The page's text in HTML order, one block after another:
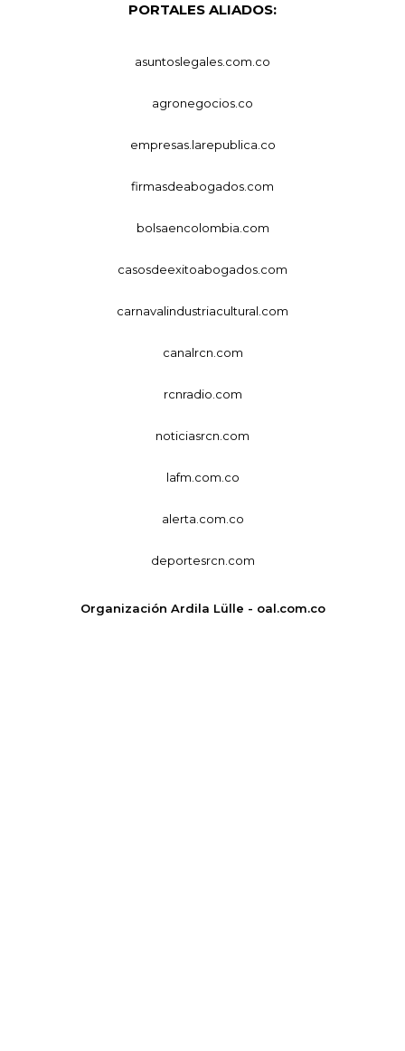
PORTALES ALIADOS:
asuntoslegales.com.co
agronegocios.co
empresas.larepublica.co
firmasdeabogados.com
bolsaencolombia.com
casosdeexitoabogados.com
carnavalindustriacultural.com
canalrcn.com
rcnradio.com
noticiasrcn.com
lafm.com.co
alerta.com.co
deportesrcn.com
Organización Ardila Lülle - oal.com.co